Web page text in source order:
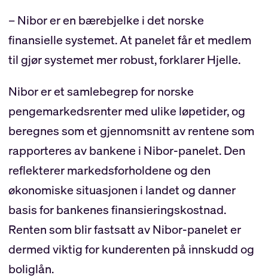
– Nibor er en bærebjelke i det norske
finansielle systemet. At panelet får et medlem
til gjør systemet mer robust, forklarer Hjelle.
Nibor er et samlebegrep for norske
pengemarkedsrenter med ulike løpetider, og
beregnes som et gjennomsnitt av rentene som
rapporteres av bankene i Nibor-panelet. Den
reflekterer markedsforholdene og den
økonomiske situasjonen i landet og danner
basis for bankenes finansieringskostnad.
Renten som blir fastsatt av Nibor-panelet er
dermed viktig for kunderenten på innskudd og
boliglån.